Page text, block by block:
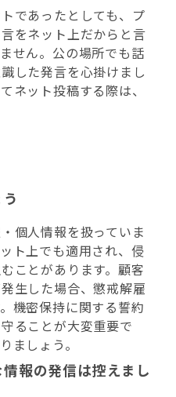
であったとしても、プ
をネット上だからと言
せん。公の場所でも話
した発言を心掛けまし
ネット投稿する際は、
個人情報を扱っていま
ト上でも適用され、侵
ことがあります。顧客
生した場合、懲戒解雇
機密保持に関する誓約
ることが大変重要で
ましょう。
報の発信は控えまし